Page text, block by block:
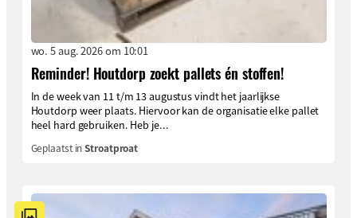
wo. 5 aug. 2026 om 10:01
Reminder! Houtdorp zoekt pallets én stoffen!
In de week van 11 t/m 13 augustus vindt het jaarlijkse
Houtdorp weer plaats. Hiervoor kan de organisatie elke pallet
heel hard gebruiken. Heb je...
Geplaatst inStroatproat